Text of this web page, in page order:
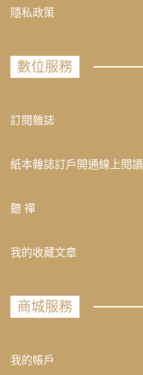
隱私政策
數位服務
訂閱雜誌
紙本雜誌訂戶開通線上閱讀
聽 禪
我的收藏文章
商城服務
我的帳戶